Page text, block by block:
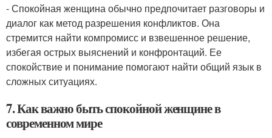
- Спокойная женщина обычно предпочитает разговоры и
диалог как метод разрешения конфликтов. Она
стремится найти компромисс и взвешенное решение,
избегая острых выяснений и конфронтаций. Ее
спокойствие и понимание помогают найти общий язык в
сложных ситуациях.
7. Как важно быть спокойной женщине в
современном мире